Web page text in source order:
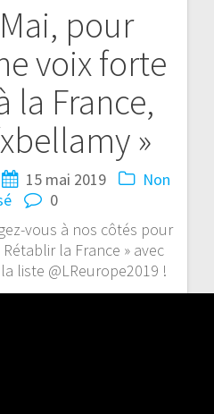
pour
voix forte
la France,
»
15 mai 2019
Non
0
vous à nos côtés pour
la France » avec
liste @LReurope2019 !